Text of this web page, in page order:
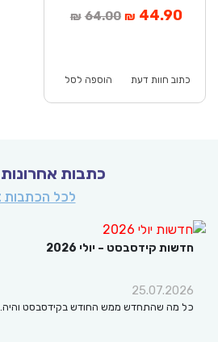
₪ 64.00המחיר
₪ 44.90
כתוב חוות דעת הוספה לסל
כתבות אחרונות
לכל הכתבות >>
חדשות קידסבסט – יולי 2026
25.07.2026
כל מה שהתחדש ממש החודש בקידסבסט והיה…